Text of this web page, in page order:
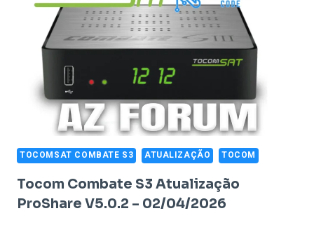
TOCOMSAT COMBATE S3 ATUALIZAÇÃO TOCOM
Tocom Combate S3 Atualização
ProShare V5.0.2 – 02/04/2026